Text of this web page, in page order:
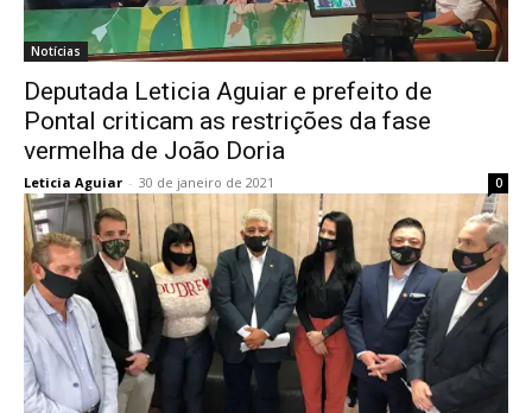
Notícias
Deputada Leticia Aguiar e prefeito de
Pontal criticam as restrições da fase
vermelha de João Doria
Leticia Aguiar - 30 de janeiro de 2021 0